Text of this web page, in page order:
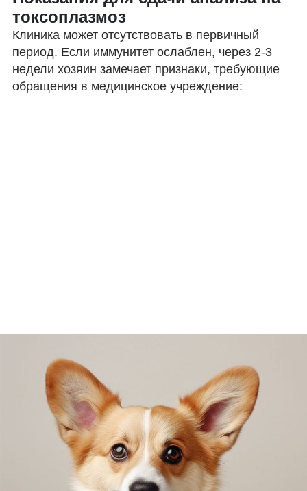
токсоплазмоз
Клиника может отсутствовать в первичный
период. Если иммунитет ослаблен, через 2-3
недели хозяин замечает признаки, требующие
обращения в медицинское учреждение: